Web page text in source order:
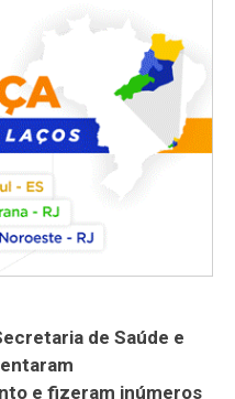
de Saúde e
e fizeram inúmeros